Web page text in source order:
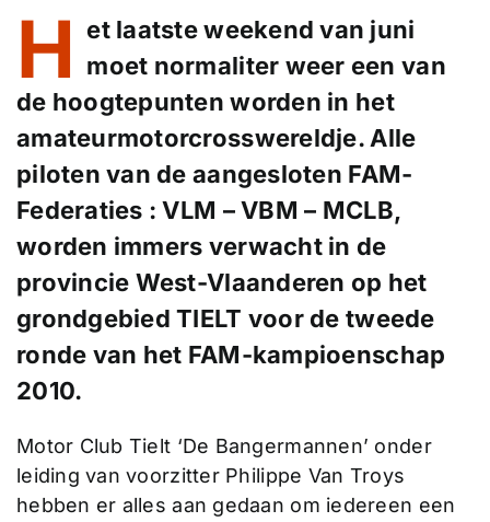
H
et laatste weekend van juni
moet normaliter weer een van
de hoogtepunten worden in het
amateurmotorcrosswereldje. Alle
piloten van de aangesloten FAM-
Federaties : VLM – VBM – MCLB,
worden immers verwacht in de
provincie West-Vlaanderen op het
grondgebied TIELT voor de tweede
ronde van het FAM-kampioenschap
2010.
Motor Club Tielt ‘De Bangermannen’ onder
leiding van voorzitter Philippe Van Troys
hebben er alles aan gedaan om iedereen een